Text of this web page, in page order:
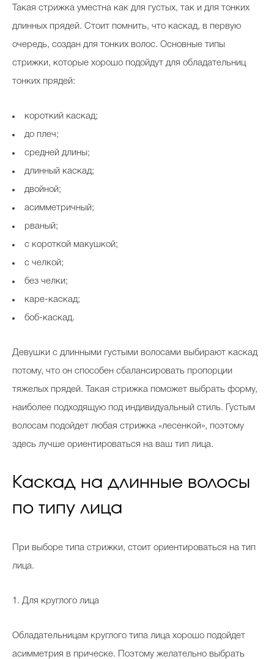
Такая стрижка уместна как для густых, так и для тонких
длинных прядей. Стоит помнить, что каскад, в первую
очередь, создан для тонких волос. Основные типы
стрижки, которые хорошо подойдут для обладательниц
тонких прядей:
короткий каскад;
до плеч;
средней длины;
длинный каскад;
двойной;
асимметричный;
рваный;
с короткой макушкой;
с челкой;
без челки;
каре-каскад;
боб-каскад.
Девушки с длинными густыми волосами выбирают каскад
потому, что он способен сбалансировать пропорции
тяжелых прядей. Такая стрижка поможет выбрать форму,
наиболее подходящую под индивидуальный стиль. Густым
волосам подойдет любая стрижка «лесенкой», поэтому
здесь лучше ориентироваться на ваш тип лица.
Каскад на длинные волосы
по типу лица
При выборе типа стрижки, стоит ориентироваться на тип
лица.
1. Для круглого лица
Обладательницам круглого типа лица хорошо подойдет
асимметрия в прическе. Поэтому желательно выбрать